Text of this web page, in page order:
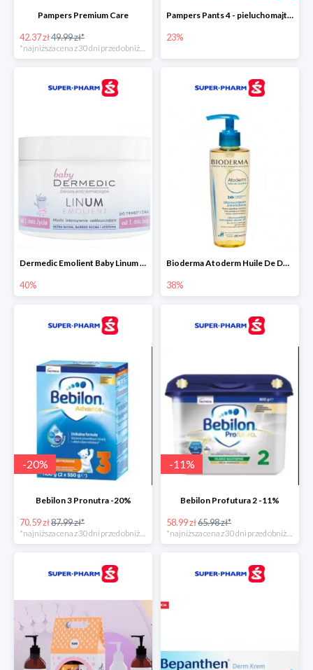
Pampers Premium Care
42.37 zł49.99 zł*
Pampers Pants 4 - pieluchomajtki dla dzieci (9-15kg)
23%
Dermedic Emolient Baby Linum 225 g
40%
Bioderma Atoderm Huile De Douche - nawilżający olejek do kąpieli i pod prysznic
38%
-20%
Bebilon 3 Pronutra -20%
70.59 zł87.99 zł*
*najniższa cena z 30 dni przed obniżką
-11%
Bebilon Profutura 2 -11%
58.99 zł65.98 zł*
*najniższa cena z 30 dni przed obniżką